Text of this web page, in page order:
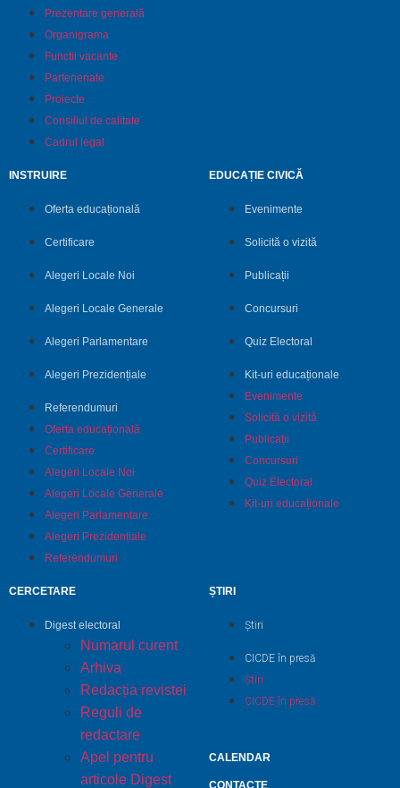
Prezentare generală
Organigrama
Functii vacante
Parteneriate
Proiecte
Consiliul de calitate
Cadrul legal
INSTRUIRE
Oferta educațională
Certificare
Alegeri Locale Noi
Alegeri Locale Generale
Alegeri Parlamentare
Alegeri Prezidențiale
Referendumuri
Oferta educațională
Certificare
Alegeri Locale Noi
Alegeri Locale Generale
Alegeri Parlamentare
Alegeri Prezidențiale
Referendumuri
EDUCAȚIE CIVICĂ
Evenimente
Solicită o vizită
Publicații
Concursuri
Quiz Electoral
Kit-uri educaționale
Evenimente
Solicită o vizită
Publicații
Concursuri
Quiz Electoral
Kit-uri educaționale
CERCETARE
Digest electoral
Numarul curent
Arhiva
Redacția revistei
Reguli de
redactare
Apel pentru
articole Digest
ȘTIRI
Știri
CICDE în presă
Știri
CICDE în presă
CALENDAR
CONTACTE